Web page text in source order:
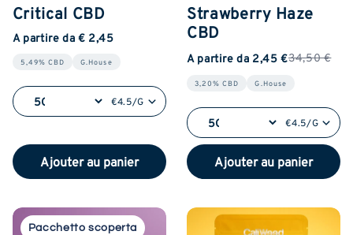
Critical CBD
A partire da € 2,45
5,49% CBD G.House
€4.5/G
Ajouter au panier
Strawberry Haze
CBD
A partire da 2,45 €34,50 €
3,20% CBD G.House
€4.5/G
Ajouter au panier
Pacchetto scoperta